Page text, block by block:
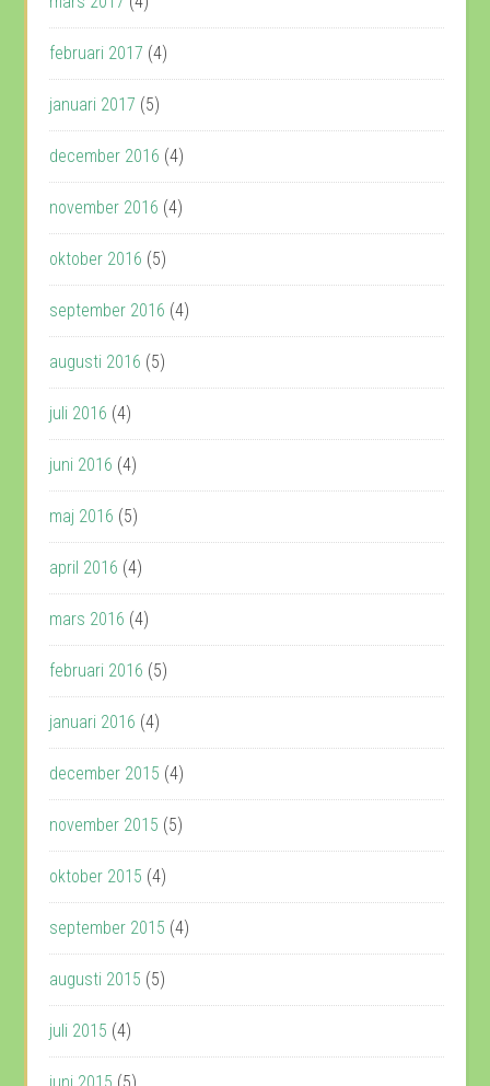
februari 2017 (4)
januari 2017 (5)
december 2016 (4)
november 2016 (4)
oktober 2016 (5)
september 2016 (4)
augusti 2016 (5)
juli 2016 (4)
juni 2016 (4)
maj 2016 (5)
april 2016 (4)
mars 2016 (4)
februari 2016 (5)
januari 2016 (4)
december 2015 (4)
november 2015 (5)
oktober 2015 (4)
september 2015 (4)
augusti 2015 (5)
juli 2015 (4)